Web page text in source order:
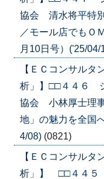
協会 清水将平特
／モール店でもＯ
月10日号）('25/04/
【ＥＣコンサルタ
析」】□□４４６
協会 小林厚士理
地」の魅力を全国
4/08) (0821)
【ＥＣコンサルタ
析」】 □□４４５